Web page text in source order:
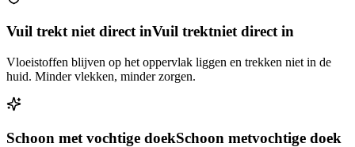
Vuil trekt niet direct inVuil trektniet direct in
Vloeistoffen blijven op het oppervlak liggen en trekken niet in de
huid. Minder vlekken, minder zorgen.
Schoon met vochtige doekSchoon metvochtige doek